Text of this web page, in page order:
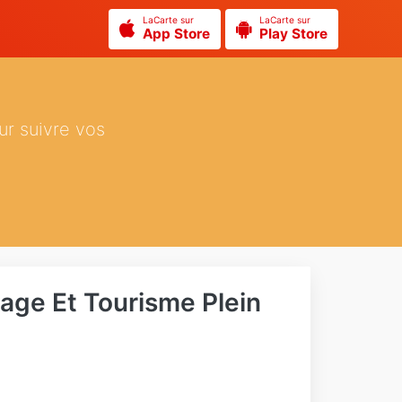
LaCarte sur
App Store
LaCarte sur
Play Store
suivre vos
Et Tourisme Plein